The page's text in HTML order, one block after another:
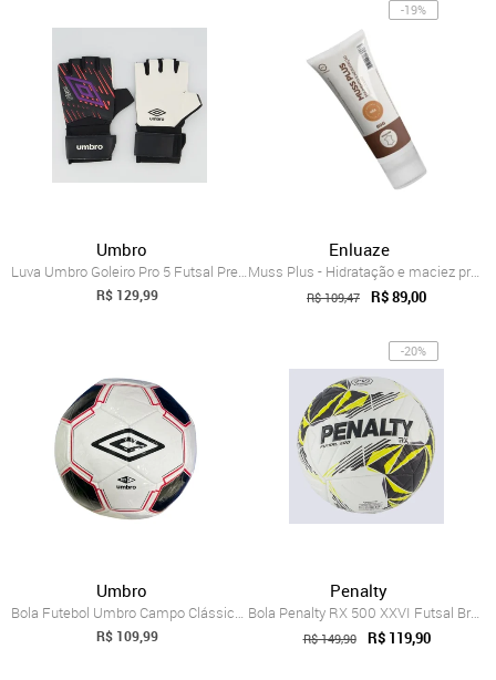
Umbro
Luva Umbro Goleiro Pro 5 Futsal Preta
R$ 129,99
-19%
Enluaze
Muss Plus - Hidratação e maciez profunda...
R$ 109,47 R$ 89,00
Umbro
Bola Futebol Umbro Campo Clássico 27295u...
R$ 109,99
-20%
Penalty
Bola Penalty RX 500 XXVI Futsal Branca
R$ 149,90 R$ 119,90